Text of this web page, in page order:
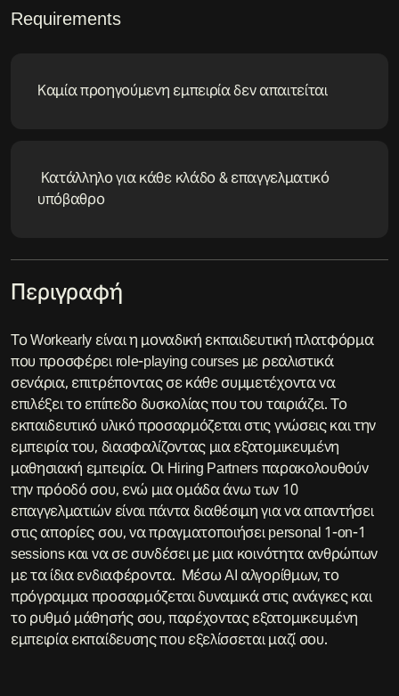
Requirements
Καμία προηγούμενη εμπειρία δεν απαιτείται
Κατάλληλο για κάθε κλάδο & επαγγελματικό
υπόβαθρο
Περιγραφή
Το Workearly είναι η μοναδική εκπαιδευτική πλατφόρμα
που προσφέρει role-playing courses με ρεαλιστικά
σενάρια, επιτρέποντας σε κάθε συμμετέχοντα να
επιλέξει το επίπεδο δυσκολίας που του ταιριάζει. Το
εκπαιδευτικό υλικό προσαρμόζεται στις γνώσεις και την
εμπειρία του, διασφαλίζοντας μια εξατομικευμένη
μαθησιακή εμπειρία. Οι Hiring Partners παρακολουθούν
την πρόοδό σου, ενώ μια ομάδα άνω των 10
επαγγελματιών είναι πάντα διαθέσιμη για να απαντήσει
στις απορίες σου, να πραγματοποιήσει personal 1-on-1
sessions και να σε συνδέσει με μια κοινότητα ανθρώπων
με τα ίδια ενδιαφέροντα. Μέσω AI αλγορίθμων, το
πρόγραμμα προσαρμόζεται δυναμικά στις ανάγκες και
το ρυθμό μάθησής σου, παρέχοντας εξατομικευμένη
εμπειρία εκπαίδευσης που εξελίσσεται μαζί σου.